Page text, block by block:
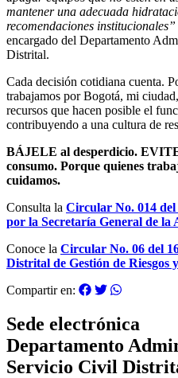
mantener una adecuada
recomendaciones institucionales”
encargado del Departamento
Distrital.
Cada decisión cotidiana cuenta.
trabajamos por Bogotá, mi
recursos que hacen posible el
contribuyendo a una cultura de
BÁJELE al desperdicio.
consumo. Porque quienes
cuidamos.
Consulta la Circular No. 014 del
por la Secretaría General de la
Conoce la Circular No. 06 del
Distrital de Gestión de
Compartir en:
Sede electrónica
Departamento
Servicio Civil